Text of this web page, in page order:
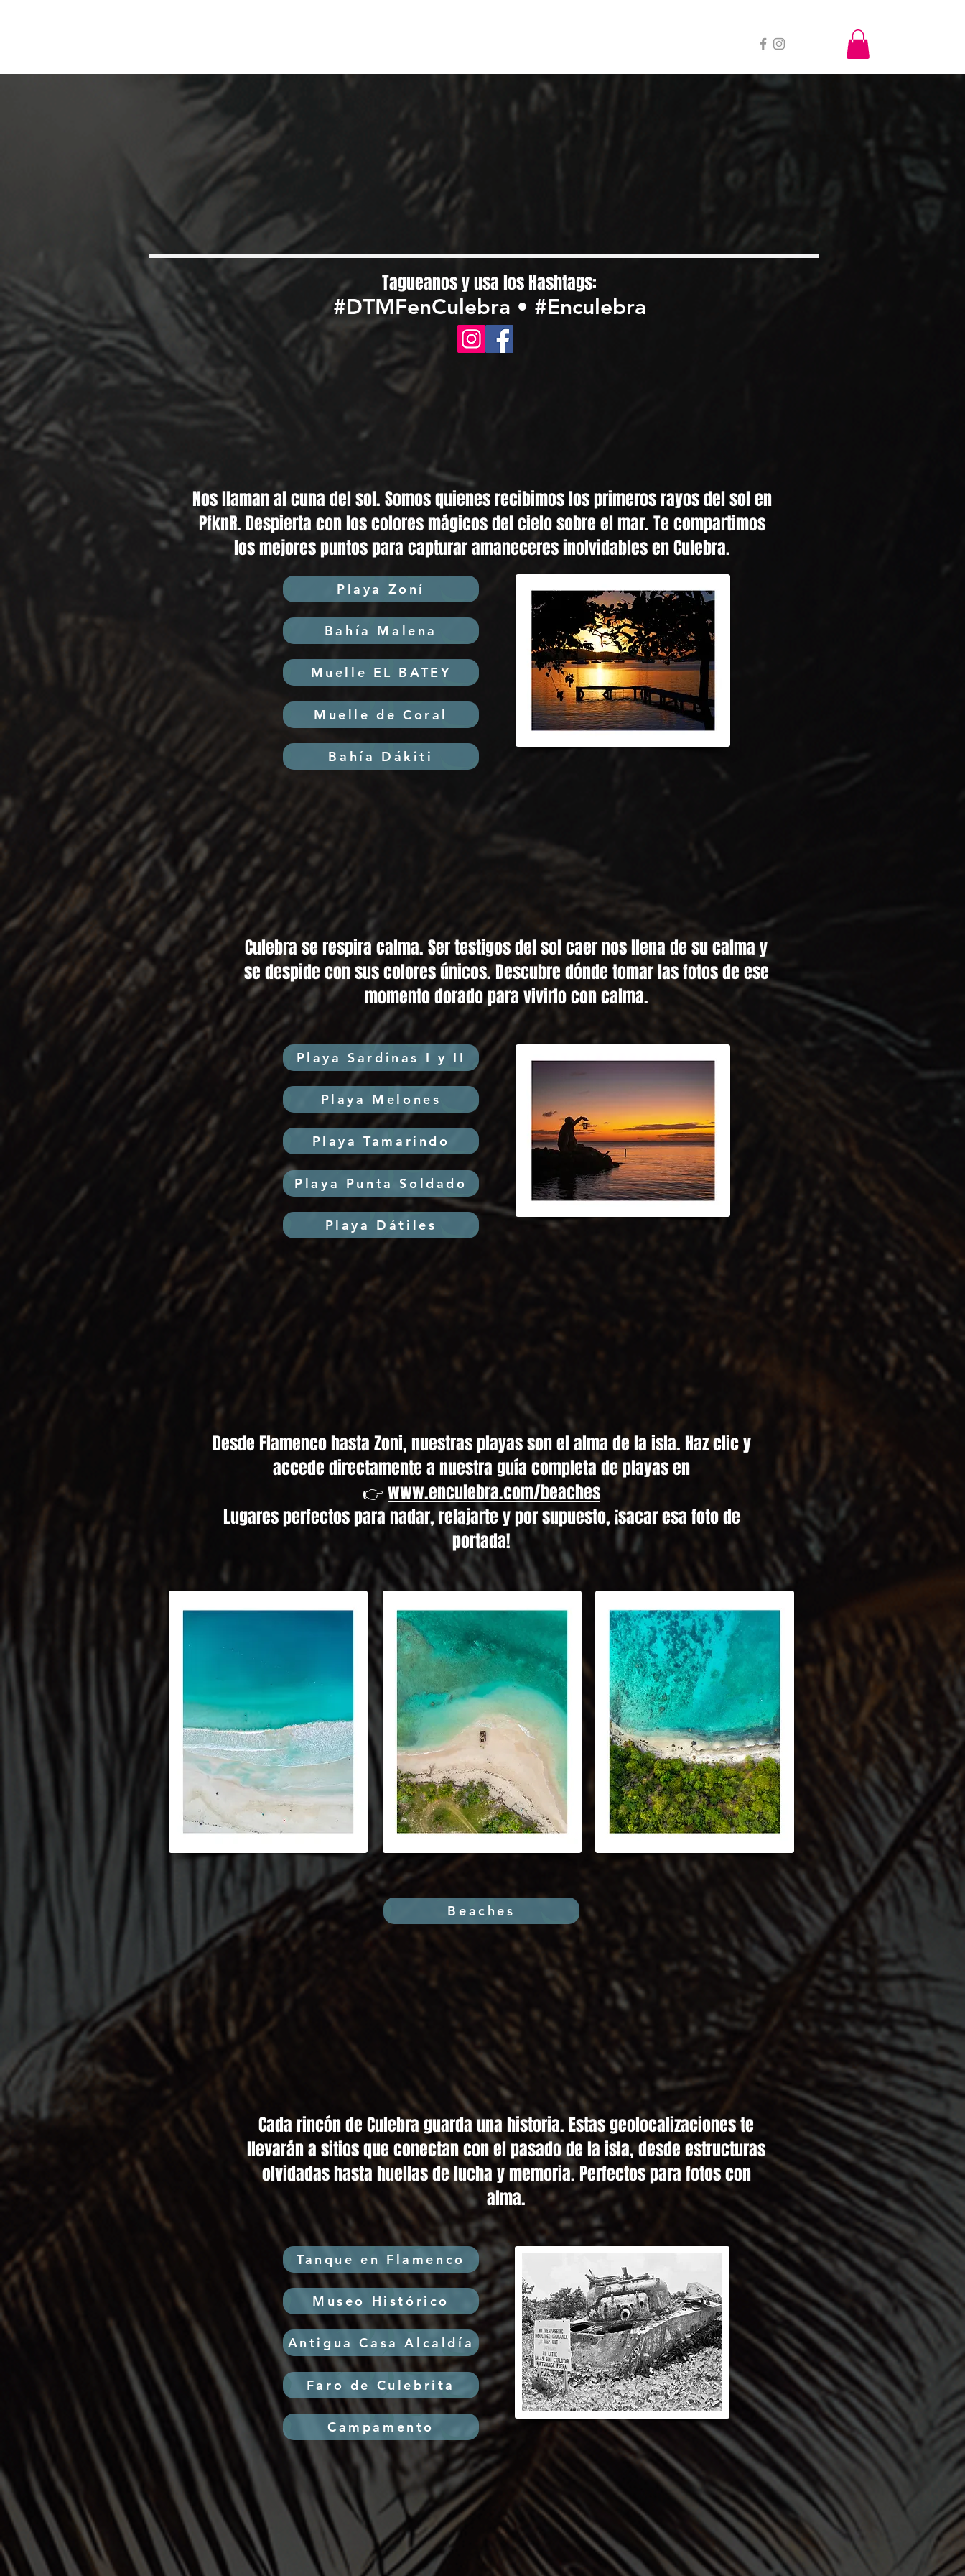
Tagueanos y usa los Hashtags:
#DTMFenCulebra • #Enculebra
Sunrise
Nos llaman al cuna del sol. Somos quienes recibimos los primeros rayos del sol en
PfknR. Despierta con los colores mágicos del cielo sobre el mar. Te compartimos
los mejores puntos para capturar amaneceres inolvidables en Culebra.
Playa Zoní
Bahía Malena
Muelle EL BATEY
Muelle de Coral
Bahía Dákiti
Culebra se respira calma. Ser testigos del sol caer nos llena de su calma y
se despide con sus colores únicos. Descubre dónde tomar las fotos de ese
momento dorado para vivirlo con calma.
Sunset
Playa Sardinas I y II
Playa Melones
Playa Tamarindo
Playa Punta Soldado
Playa Dátiles
Desde Flamenco hasta Zoni, nuestras playas son el alma de la isla. Haz clic y
accede directamente a nuestra guía completa de playas en
👉 www.enculebra.com/beaches
Lugares perfectos para nadar, relajarte y por supuesto, ¡sacar esa foto de
portada!
Beaches
Beaches
Cada rincón de Culebra guarda una historia. Estas geolocalizaciones te
llevarán a sitios que conectan con el pasado de la isla, desde estructuras
olvidadas hasta huellas de lucha y memoria. Perfectos para fotos con
alma.
Historia
Tanque en Flamenco
Museo Histórico
Antigua Casa Alcaldía
Faro de Culebrita
Campamento